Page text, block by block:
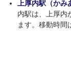
上厚内駅（かみ
内駅は、上厚内
ます。移動時間